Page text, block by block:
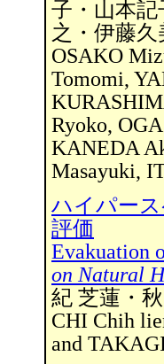
子・山本
之・伊藤
OSAKO
Tomomi,
Ryoko,
KANEDA
Masayuki,
ハイパー
評価
Evakuation
on Natural
紀 芝蓮・
CHI Chih
and